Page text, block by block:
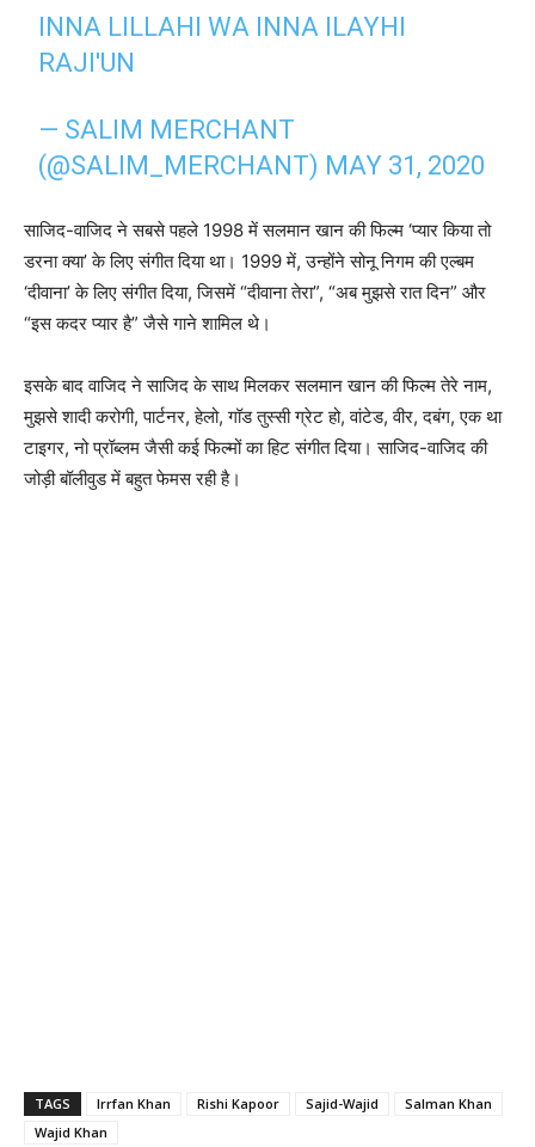
INNA LILLAHI WA INNA ILAYHI
RAJI'UN
— SALIM MERCHANT
(@SALIM_MERCHANT) MAY 31, 2020
साजिद-वाजिद ने सबसे पहले 1998 में सलमान खान की फिल्म ‘प्यार किया तो
डरना क्या’ के लिए संगीत दिया था। 1999 में, उन्होंने सोनू निगम की एल्बम
‘दीवाना’ के लिए संगीत दिया, जिसमें “दीवाना तेरा”, “अब मुझसे रात दिन” और
“इस कदर प्यार है” जैसे गाने शामिल थे।
इसके बाद वाजिद ने साजिद के साथ मिलकर सलमान खान की फिल्म तेरे नाम,
मुझसे शादी करोगी, पार्टनर, हेलो, गॉड तुस्सी ग्रेट हो, वांटेड, वीर, दबंग, एक था
टाइगर, नो प्रॉब्लम जैसी कई फिल्मों का हिट संगीत दिया। साजिद-वाजिद की
जोड़ी बॉलीवुड में बहुत फेमस रही है।
TAGS Irrfan Khan Rishi Kapoor Sajid-Wajid
Salman Khan
Wajid Khan